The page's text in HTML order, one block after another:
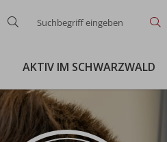
AKTIV IM SCHWARZWALD
eingeben